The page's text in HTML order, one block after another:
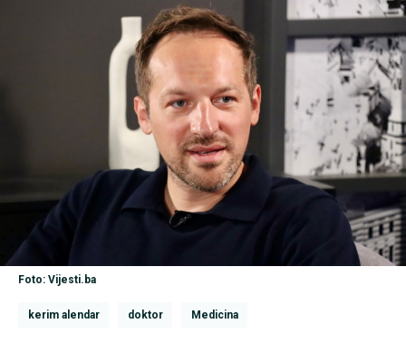
Foto: Vijesti.ba
kerim alendar doktor Medicina